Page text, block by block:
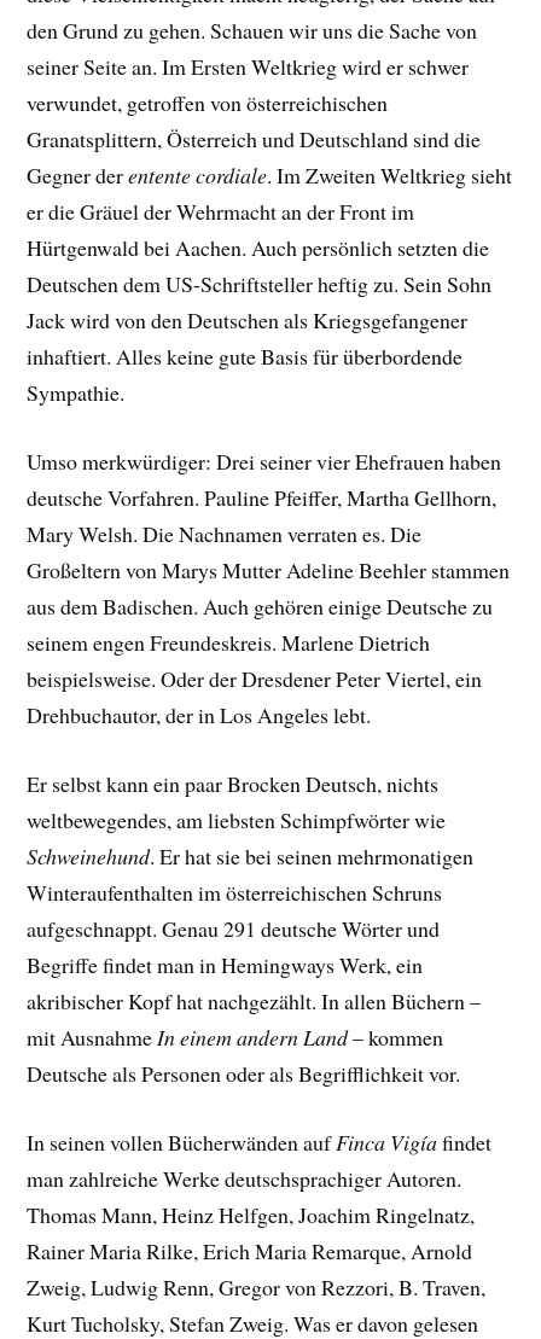
den Grund zu gehen. Schauen wir uns die Sache von
seiner Seite an. Im Ersten Weltkrieg wird er schwer
verwundet, getroffen von österreichischen
Granatsplittern, Österreich und Deutschland sind die
Gegner derentente cordiale. Im Zweiten Weltkrieg sieht
er die Gräuel der Wehrmacht an der Front im
Hürtgenwald bei Aachen. Auch persönlich setzten die
Deutschen dem US-Schriftsteller heftig zu. Sein Sohn
Jack wird von den Deutschen als Kriegsgefangener
inhaftiert. Alles keine gute Basis für überbordende
Sympathie.
Umso merkwürdiger: Drei seiner vier Ehefrauen haben
deutsche Vorfahren. Pauline Pfeiffer, Martha Gellhorn,
Mary Welsh. Die Nachnamen verraten es. Die
Großeltern von Marys Mutter Adeline Beehler stammen
aus dem Badischen. Auch gehören einige Deutsche zu
seinem engen Freundeskreis. Marlene Dietrich
beispielsweise. Oder der Dresdener Peter Viertel, ein
Drehbuchautor, der in Los Angeles lebt.
Er selbst kann ein paar Brocken Deutsch, nichts
weltbewegendes, am liebsten Schimpfwörter wie
Schweinehund. Er hat sie bei seinen mehrmonatigen
Winteraufenthalten im österreichischen Schruns
aufgeschnappt. Genau 291 deutsche Wörter und
Begriffe findet man in Hemingways Werk, ein
akribischer Kopf hat nachgezählt. In allen Büchern –
mit AusnahmeIn einem andern Land– kommen
Deutsche als Personen oder als Begrifflichkeit vor.
In seinen vollen Bücherwänden aufFinca Vigíafindet
man zahlreiche Werke deutschsprachiger Autoren.
Thomas Mann, Heinz Helfgen, Joachim Ringelnatz,
Rainer Maria Rilke, Erich Maria Remarque, Arnold
Zweig, Ludwig Renn, Gregor von Rezzori, B. Traven,
Kurt Tucholsky, Stefan Zweig. Was er davon gelesen